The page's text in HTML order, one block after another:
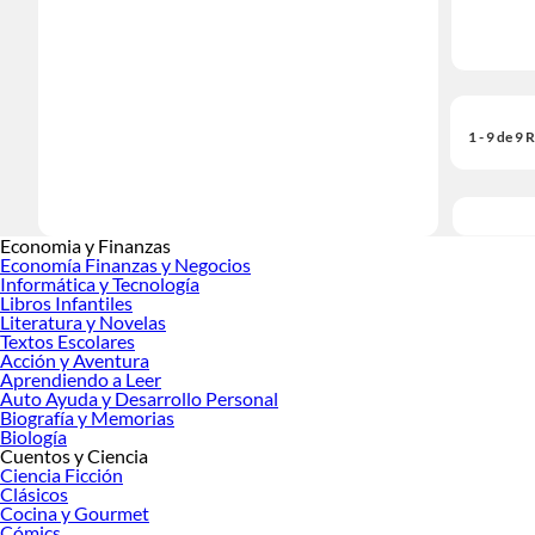
1 - 9 de 9
Economia y Finanzas
Economía Finanzas y Negocios
Informática y Tecnología
Libros Infantiles
Literatura y Novelas
Textos Escolares
Acción y Aventura
Aprendiendo a Leer
Auto Ayuda y Desarrollo Personal
Biografía y Memorias
Biología
Cuentos y Ciencia
Ciencia Ficción
Clásicos
Cocina y Gourmet